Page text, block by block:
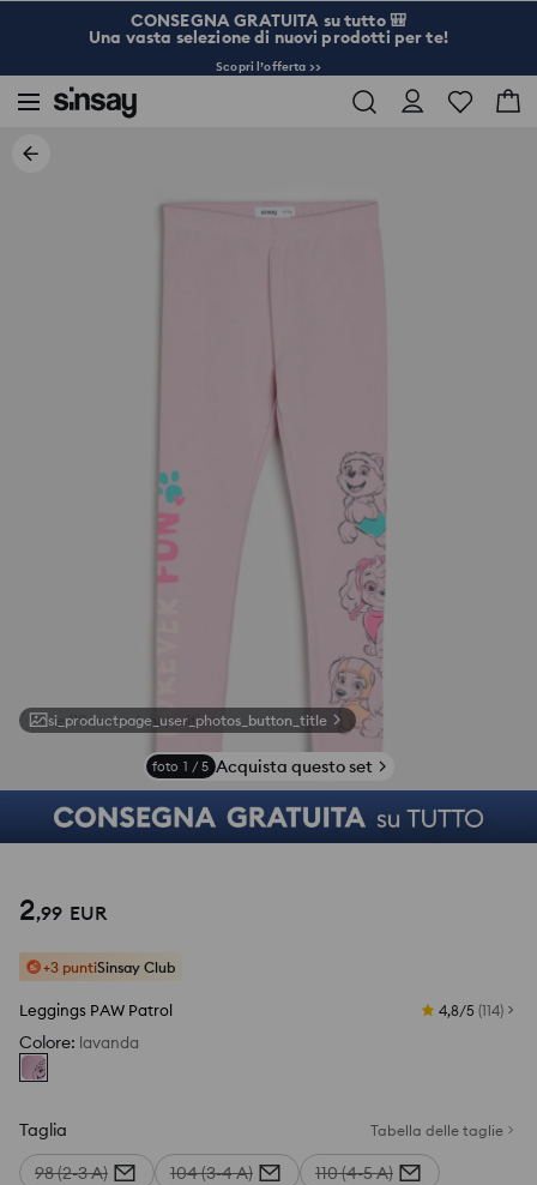
CONSEGNA GRATUITA su tutto 🎒
Una vasta selezione di nuovi prodotti per te!
Scopri l’offerta >>
si_productpage_user_photos_button_title
foto 1 / 5 Acquista questo set
2,99 EUR
+3 puntiSinsay Club
Leggings PAW Patrol 4,8/5 (114)
Colore: lavanda
Taglia Tabella delle taglie
98 (2-3 A) 104 (3-4 A)
110 (4-5 A)